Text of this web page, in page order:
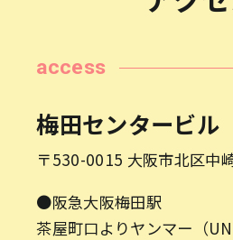
方のご来場もお待ちし
access
梅田センタービル
〒530-0015 大阪市北区中
●阪急大阪梅田駅
茶屋町口よりヤンマー（